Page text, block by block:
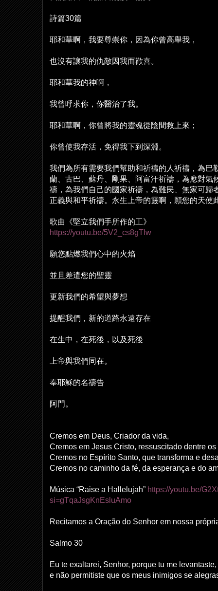
詩篇30篇
耶和華啊，我要尊崇你，因為你曾高舉我，
也沒有讓我的仇敵因我而歡喜。
耶和華我的神啊，
我曾呼求你，你醫治了我。
耶和華啊，你曾將我的靈魂從陰間救上來；
你曾使我存活，免得我下到深淵。
我們為所有需要我們幫助和祈禱的人祈禱，為巴
蘭、古巴、蘇丹、剛果、阿富汗祈禱，為應對氣
禱，為我們自己的國家祈禱，為難民、無家可歸
正義與和平祈禱。永生上帝的靈啊，願您的天使
歌曲《堅立我們手所作的工》
https://youtu.be/5V2_cs8gTIw
願您點燃我們心中的火焰
並且差遣您的聖靈
更新我們的希望與夢想
提醒我們，新的道路永遠存在
在生中，在死後，以及死後
上帝與我們同在。
奉耶穌的名禱告
阿門。
Cremos em Deus, Criador da vida,
Cremos em Jesus Cristo, ressuscitado dentre os
Cremos no Espírito Santo, que transforma e
Cremos no caminho da fé, da esperança e do
Música “Raise a Hallelujah” https://youtu.be/
si=gTqaJsgKnEsluAmo
Recitamos a Oração do Senhor em nossa
Salmo 30
Eu te exaltarei, Senhor, porque tu me levantaste,
e não permitiste que os meus inimigos se